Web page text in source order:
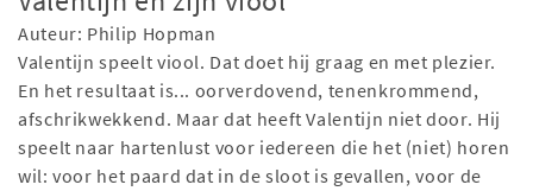
Auteur: Philip Hopman
Valentijn speelt viool. Dat doet hij graag en met plezier.
En het resultaat is... oorverdovend, tenenkrommend,
afschrikwekkend. Maar dat heeft Valentijn niet door. Hij
speelt naar hartenlust voor iedereen die het (niet) horen
wil: voor het paard dat in de sloot is gevallen, voor de